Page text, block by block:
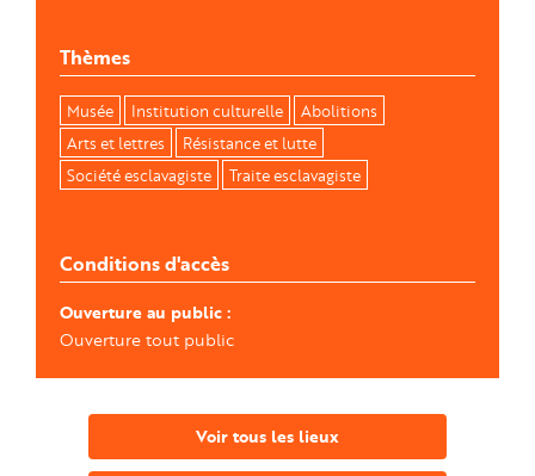
Thèmes
Musée Institution culturelle
Abolitions
Arts et lettres
Résistance et lutte
Société esclavagiste
Traite esclavagiste
Conditions d'accès
Ouverture au public
Ouverture tout public
Voir tous les lieux